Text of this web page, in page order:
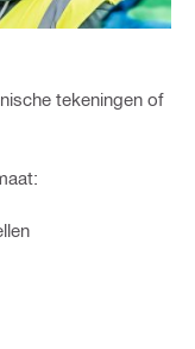
tekeningen of